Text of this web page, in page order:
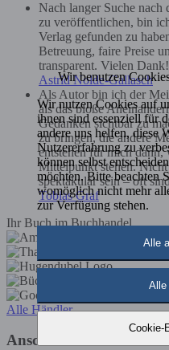
Nach langer Suche
zu veröffentlichen, bin
Verlag gefunden zu
Betreuung, faire Preise
transparent. Vielen
Astrid Nolde-Gallasch
Als Autor bin ich der
als das bloße
Gedanken sichtbar zu
zu bringen, die andere
entstehen für mich
Mittelpunkt stehen.
spektakulär sein – oft
Tobias Graf
Ihr Buch im Buchhandel
Alle Händler
Anschrift
Wir benutzen
Wir nutzen Cookies auf
ihnen sind essenziell für
andere uns helfen, diese
Nutzererfahrung zu
können selbst
möchten. Bitte beachten
womöglich nicht mehr
zur Verfügung stehen.
Alle
Alle
Cookie-